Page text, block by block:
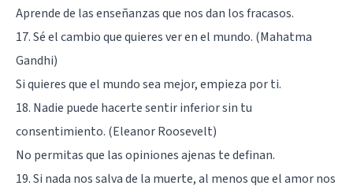
Aprende de las enseñanzas que nos dan los fracasos.
17. Sé el cambio que quieres ver en el mundo. (Mahatma
Gandhi)
Si quieres que el mundo sea mejor, empieza por ti.
18. Nadie puede hacerte sentir inferior sin tu
consentimiento. (Eleanor Roosevelt)
No permitas que las opiniones ajenas te definan.
19. Si nada nos salva de la muerte, al menos que el amor nos